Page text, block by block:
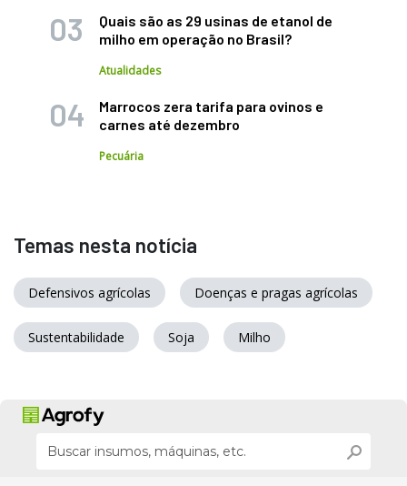
Quais são as 29 usinas de etanol de
milho em operação no Brasil?
Atualidades
Marrocos zera tarifa para ovinos e
carnes até dezembro
Pecuária
Temas nesta notícia
Defensivos agrícolas Doenças e pragas agrícolas
Sustentabilidade Soja Milho